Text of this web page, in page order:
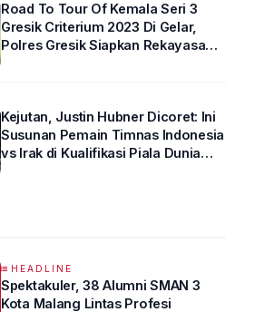
Road To Tour Of Kemala Seri 3
Gresik Criterium 2023 Di Gelar,
Polres Gresik Siapkan Rekayasa
Kejutan, Justin Hubner Dicoret: Ini
Susunan Pemain Timnas Indonesia
vs Irak di Kualifikasi Piala Dunia
HEADLINE
Spektakuler, 38 Alumni SMAN 3
Kota Malang Lintas Profesi